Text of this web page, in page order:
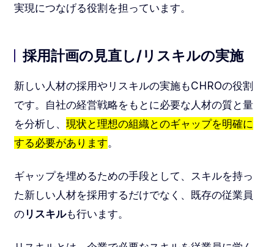
実現につなげる役割を担っています。
採用計画の見直し/リスキルの実施
新しい人材の採用やリスキルの実施もCHROの役割
です。自社の経営戦略をもとに必要な人材の質と量
を分析し、 現状と理想の組織とのギャップを明確に
する必要があります。
ギャップを埋めるための手段として、スキルを持っ
た新しい人材を採用するだけでなく、既存の従業員
のリスキルも行います。